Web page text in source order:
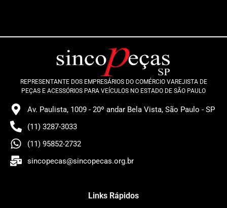
REPRESENTANTE DOS EMPRESÁRIOS DO COMÉRCIO VAREJISTA DE
PEÇAS E ACESSÓRIOS PARA VEÍCULOS NO ESTADO DE SÃO PAULO
Av. Paulista, 1009 - 20º andar Bela Vista, São Paulo - SP
(11) 3287-3033
(11) 95852-2732
sincopecas@sincopecas.org.br
Links Rápidos